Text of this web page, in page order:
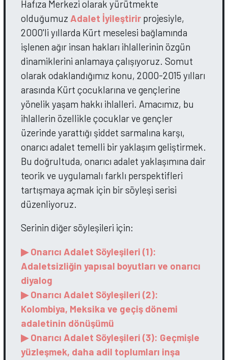
Hafıza Merkezi olarak yürütmekte
olduğumuz Adalet İyileştirir projesiyle,
2000'li yıllarda Kürt meselesi bağlamında
işlenen ağır insan hakları ihlallerinin özgün
dinamiklerini anlamaya çalışıyoruz. Somut
olarak odaklandığımız konu, 2000-2015 yılları
arasında Kürt çocuklarına ve gençlerine
yönelik yaşam hakkı ihlalleri. Amacımız, bu
ihlallerin özellikle çocuklar ve gençler
üzerinde yarattığı şiddet sarmalına karşı,
onarıcı adalet temelli bir yaklaşım geliştirmek.
Bu doğrultuda, onarıcı adalet yaklaşımına dair
teorik ve uygulamalı farklı perspektifleri
tartışmaya açmak için bir söyleşi serisi
düzenliyoruz.
Serinin diğer söyleşileri için:
▶ Onarıcı Adalet Söyleşileri (1):
Adaletsizliğin yapısal boyutları ve onarıcı
diyalog
▶ Onarıcı Adalet Söyleşileri (2):
Kolombiya, Meksika ve geçiş dönemi
adaletinin dönüşümü
▶ Onarıcı Adalet Söyleşileri (3): Geçmişle
yüzleşmek, daha adil toplumları inşa